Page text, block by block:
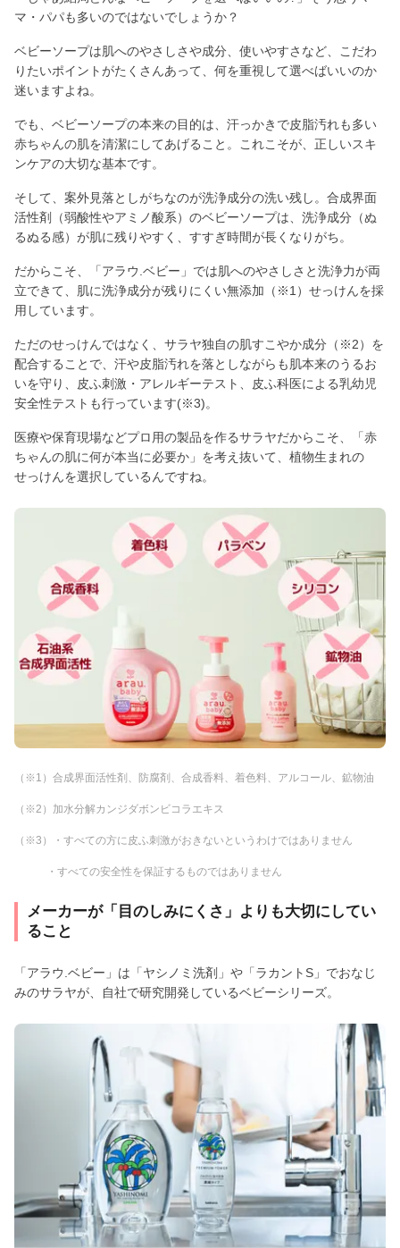
マ・パパも多いのではないでしょうか？
ベビーソープは肌へのやさしさや成分、使いやすさなど、こだわ
りたいポイントがたくさんあって、何を重視して選べばいいのか
迷いますよね。
でも、ベビーソープの本来の目的は、汗っかきで皮脂汚れも多い
赤ちゃんの肌を清潔にしてあげること。これこそが、正しいスキ
ンケアの大切な基本です。
そして、案外見落としがちなのが洗浄成分の洗い残し。合成界面
活性剤（弱酸性やアミノ酸系）のベビーソープは、洗浄成分（ぬ
るぬる感）が肌に残りやすく、すすぎ時間が長くなりがち。
だからこそ、「アラウ.ベビー」では肌へのやさしさと洗浄力が両
立できて、肌に洗浄成分が残りにくい無添加（※1）せっけんを採
用しています。
ただのせっけんではなく、サラヤ独自の肌すこやか成分（※2）を
配合することで、汗や皮脂汚れを落としながらも肌本来のうるお
いを守り、皮ふ刺激・アレルギーテスト、皮ふ科医による乳幼児
安全性テストも行っています(※3)。
医療や保育現場などプロ用の製品を作るサラヤだからこそ、「赤
ちゃんの肌に何が本当に必要か」を考え抜いて、植物生まれの
せっけんを選択しているんですね。
（※1）合成界面活性剤、防腐剤、合成香料、着色料、アルコール、鉱物油
（※2）加水分解カンジダボンビコラエキス
（※3）・すべての方に皮ふ刺激がおきないというわけではありません
・すべての安全性を保証するものではありません
メーカーが「目のしみにくさ」よりも大切にしてい
ること
「アラウ.ベビー」は「ヤシノミ洗剤」や「ラカントS」でおなじ
みのサラヤが、自社で研究開発しているベビーシリーズ。